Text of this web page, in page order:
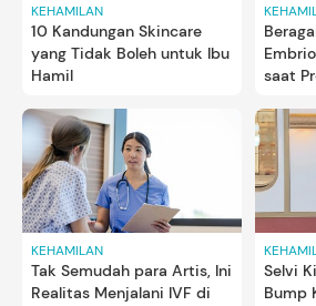
KEHAMILAN
10 Kandungan Skincare
yang Tidak Boleh untuk Ibu
Hamil
saat
KEHAMILAN
Tak Semudah para Artis, Ini
Realitas Menjalani IVF di
Selvi
Bump